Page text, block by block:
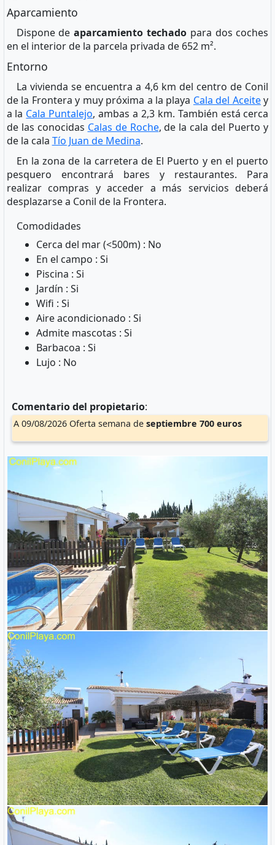
Aparcamiento
Dispone deaparcamiento techado para dos coches
en el interior de la parcela privada de 652 m².
Entorno
La vivienda se encuentra a 4,6 km del centro de Conil
de la Frontera y muy próxima a la playa Cala del Aceitey
a la Cala Puntalejo, ambas a 2,3 km. También está cerca
de las conocidas Calas de Roche, de la cala del Puerto y
de la cala Tío Juan de Medina.
En la zona de la carretera de El Puerto y en el puerto
pesquero encontrará bares y restaurantes. Para
realizar compras y acceder a más servicios deberá
desplazarse a Conil de la Frontera.
Comodidades
Cerca del mar (<500m) : No
En el campo : Si
Piscina : Si
Jardín : Si
Wifi : Si
Aire acondicionado : Si
Admite mascotas : Si
Barbacoa : Si
Lujo : No
Comentario del propietario:
A 09/08/2026 Oferta semana deseptiembre 700 euros